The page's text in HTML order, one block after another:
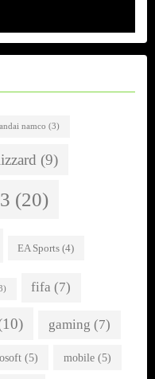
namco (3)
(9)
(20)
EA Sports (4)
fifa (7)
gaming (7)
(5) mobile(5)